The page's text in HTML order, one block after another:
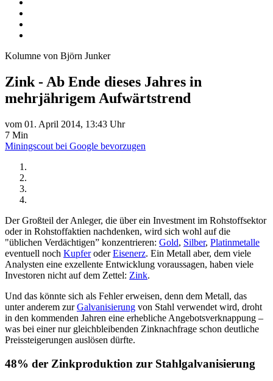
Kolumne von Björn Junker
Zink - Ab Ende dieses Jahres in
mehrjährigem Aufwärtstrend
vom 01. April 2014, 13:43 Uhr
7 Min
Miningscout bei Google bevorzugen
Der Großteil der Anleger, die über ein Investment im Rohstoffsektor
oder in Rohstoffaktien nachdenken, wird sich wohl auf die
"üblichen Verdächtigen” konzentrieren: Gold, Silber, Platinmetalle
eventuell noch KupferoderEisenerz. Ein Metall aber, dem viele
Analysten eine exzellente Entwicklung voraussagen, haben viele
Investoren nicht auf dem Zettel: Zink.
Und das könnte sich als Fehler erweisen, denn dem Metall, das
unter anderem zurGalvanisierung von Stahl verwendet wird, droht
in den kommenden Jahren eine erhebliche Angebotsverknappung –
was bei einer nur gleichbleibenden Zinknachfrage schon deutliche
Preissteigerungen auslösen dürfte.
48% der Zinkproduktion zur Stahlgalvanisierung